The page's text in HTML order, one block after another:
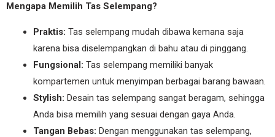
Mengapa Memilih Tas Selempang?
Praktis: Tas selempang mudah dibawa kemana saja
karena bisa diselempangkan di bahu atau di pinggang.
Fungsional: Tas selempang memiliki banyak
kompartemen untuk menyimpan berbagai barang bawaan.
Stylish: Desain tas selempang sangat beragam, sehingga
Anda bisa memilih yang sesuai dengan gaya Anda.
Tangan Bebas: Dengan menggunakan tas selempang,